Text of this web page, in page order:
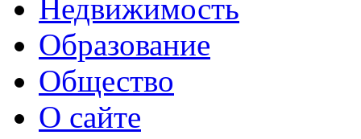
Недвижимость
Образование
Общество
О сайте